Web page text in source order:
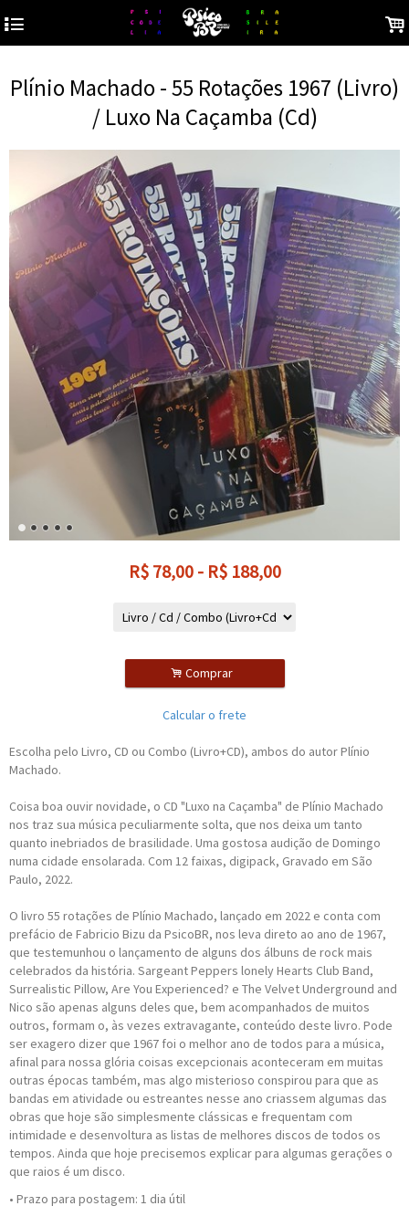
4 .
Plínio Machado - 55 Rotações 1967 (Livro)
/ Luxo Na Caçamba (Cd)
R$ 78,00 - R$ 188,00
. Comprar
Calcular o frete
Escolha pelo Livro, CD ou Combo (Livro+CD), ambos do autor Plínio
Machado.
Coisa boa ouvir novidade, o CD "Luxo na Caçamba" de Plínio Machado
nos traz sua música peculiarmente solta, que nos deixa um tanto
quanto inebriados de brasilidade. Uma gostosa audição de Domingo
numa cidade ensolarada. Com 12 faixas, digipack, Gravado em São
Paulo, 2022.
O livro 55 rotações de Plínio Machado, lançado em 2022 e conta com
prefácio de Fabricio Bizu da PsicoBR, nos leva direto ao ano de 1967,
que testemunhou o lançamento de alguns dos álbuns de rock mais
celebrados da história. Sargeant Peppers lonely Hearts Club Band,
Surrealistic Pillow, Are You Experienced? e The Velvet Underground and
Nico são apenas alguns deles que, bem acompanhados de muitos
outros, formam o, às vezes extravagante, conteúdo deste livro. Pode
ser exagero dizer que 1967 foi o melhor ano de todos para a música,
afinal para nossa glória coisas excepcionais aconteceram em muitas
outras épocas também, mas algo misterioso conspirou para que as
bandas em atividade ou estreantes nesse ano criassem algumas das
obras que hoje são simplesmente clássicas e frequentam com
intimidade e desenvoltura as listas de melhores discos de todos os
tempos. Ainda que hoje precisemos explicar para algumas gerações o
que raios é um disco.
• Prazo para postagem: 1 dia útil